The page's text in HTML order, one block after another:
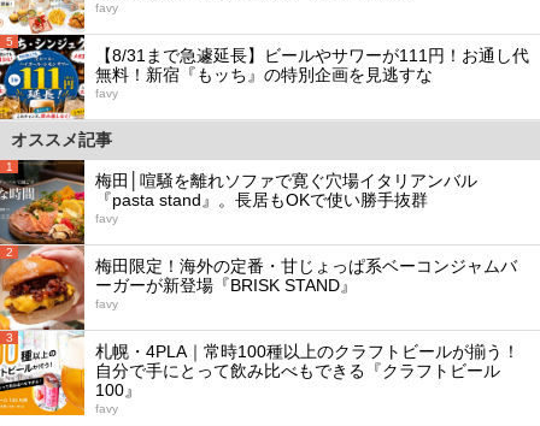
favy
5
【8/31まで急遽延長】ビールやサワーが111円！お通し代
無料！新宿『もッち』の特別企画を見逃すな
favy
オススメ記事
1
梅田│喧騒を離れソファで寛ぐ穴場イタリアンバル
『pasta stand』。長居もOKで使い勝手抜群
favy
2
梅田限定！海外の定番・甘じょっぱ系ベーコンジャムバ
ーガーが新登場『BRISK STAND』
favy
3
札幌・4PLA｜常時100種以上のクラフトビールが揃う！
自分で手にとって飲み比べもできる『クラフトビール
100』
favy